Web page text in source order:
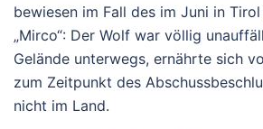
bewiesen im Fall des im Juni in
„Mirco“: Der Wolf war völlig
Gelände unterwegs, ernährte sich
zum Zeitpunkt des
nicht im Land.